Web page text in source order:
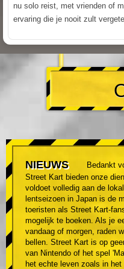
nu solo reist, met vrienden of
ervaring die je nooit zult
NIEUWS
Bedankt
Street Kart bieden onze
voldoet volledig aan de
lentseizoen in Japan is de
toeristen als Street Kart-
mogelijk te boeken. Als je
vandaag of morgen, raden
bellen. Street Kart is op
van Nintendo of het spel
het echte leven zoals in